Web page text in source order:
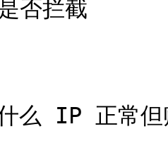
否拦截
么 IP 正常但